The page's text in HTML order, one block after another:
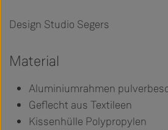
Design Studio Segers
Material
Aluminiumrahmen
Geflecht aus Textileen
Kissenhülle Polypropylen